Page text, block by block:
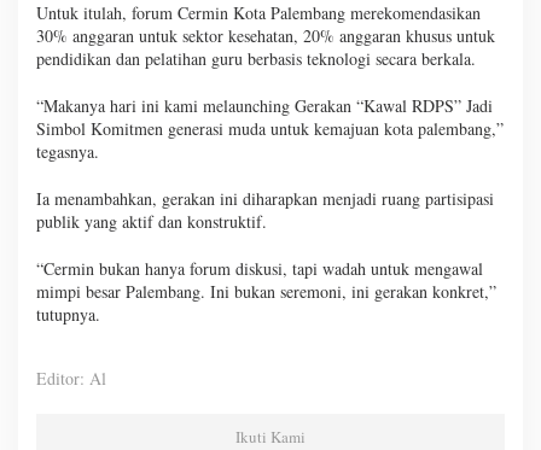
Untuk itulah, forum Cermin Kota Palembang merekomendasikan
30% anggaran untuk sektor kesehatan, 20% anggaran khusus untuk
pendidikan dan pelatihan guru berbasis teknologi secara berkala.
“Makanya hari ini kami melaunching Gerakan “Kawal RDPS” Jadi
Simbol Komitmen generasi muda untuk kemajuan kota palembang,”
tegasnya.
Ia menambahkan, gerakan ini diharapkan menjadi ruang partisipasi
publik yang aktif dan konstruktif.
“Cermin bukan hanya forum diskusi, tapi wadah untuk mengawal
mimpi besar Palembang. Ini bukan seremoni, ini gerakan konkret,”
tutupnya.
Editor: Al
Ikuti Kami